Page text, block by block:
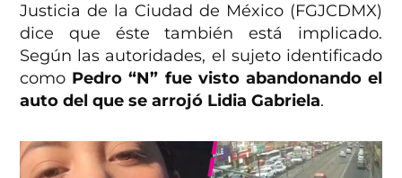
Justicia de la Ciudad de México (FGJCDMX)
dice que éste también está implicado.
Según las autoridades, el sujeto identificado
como Pedro “N” fue visto abandonando el
auto del que se arrojó Lidia Gabriela.